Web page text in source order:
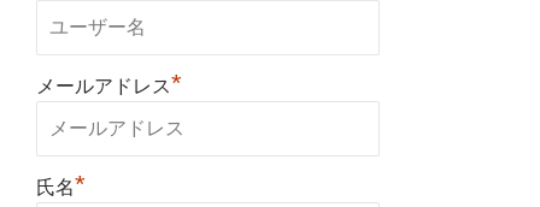
メールアドレス*
氏名*